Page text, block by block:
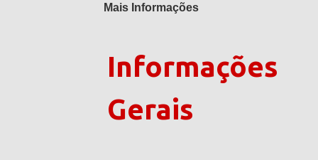
Mais Informações
Informações
Gerais